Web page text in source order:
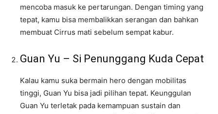
mencoba masuk ke pertarungan. Dengan timing yang
tepat, kamu bisa membalikkan serangan dan bahkan
membuat Cirrus mati sebelum sempat kabur.
Guan Yu – Si Penunggang Kuda Cepat
Kalau kamu suka bermain hero dengan mobilitas
tinggi, Guan Yu bisa jadi pilihan tepat. Keunggulan
Guan Yu terletak pada kemampuan sustain dan